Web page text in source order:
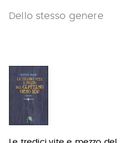
Dello stesso genere